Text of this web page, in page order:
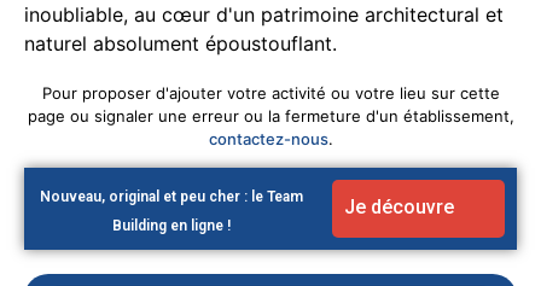
inoubliable, au cœur d'un patrimoine architectural et
naturel absolument époustouflant.
Pour proposer d'ajouter votre activité ou votre lieu sur cette
page ou signaler une erreur ou la fermeture d'un établissement,
contactez-nous.
Nouveau, original et peu cher : le Team
Building en ligne !
Je découvre